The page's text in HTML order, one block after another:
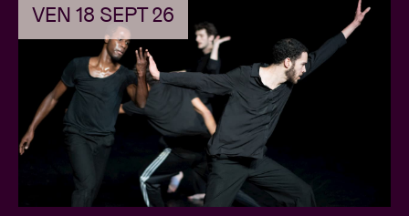
VEN 18 SEPT 26